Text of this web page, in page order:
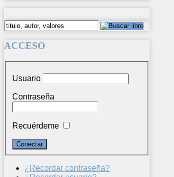
ACCESO
Usuario
Contraseña
Recuérdeme
¿Recordar contraseña?